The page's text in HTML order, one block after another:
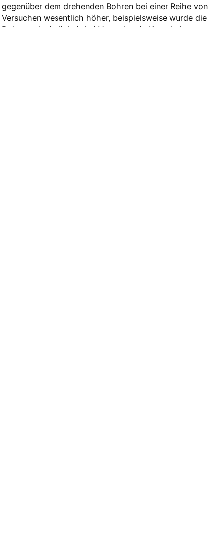
gegenüber dem drehenden Bohren bei einer Reihe von
Versuchen wesentlich höher, beispielsweise wurde die
Bohrgeschwindigkeit bei Versuchen in Kanada im